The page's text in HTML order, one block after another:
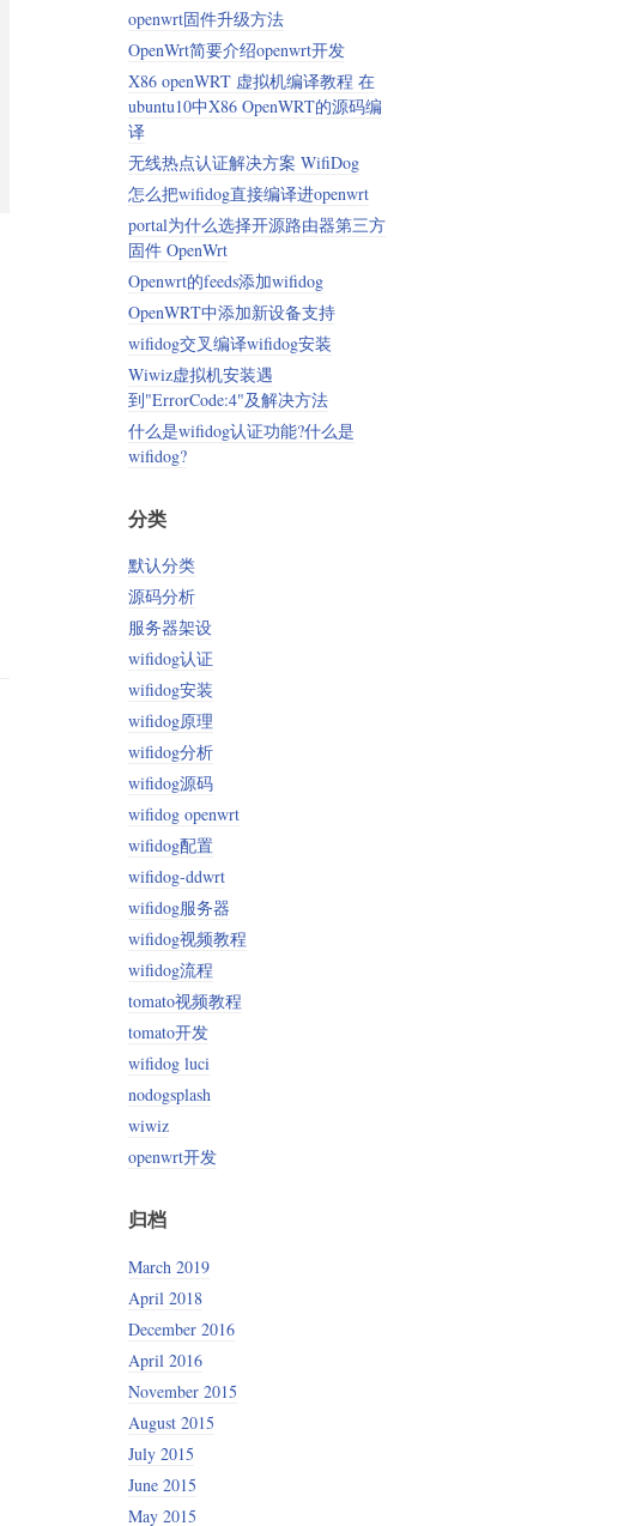
openwrt固件升级方法
OpenWrt简要介绍openwrt开发
X86 openWRT 虚拟机编译教程 在
ubuntu10中X86 OpenWRT的源码编
译
无线热点认证解决方案 WifiDog
怎么把wifidog直接编译进openwrt
portal为什么选择开源路由器第三方
固件 OpenWrt
Openwrt的feeds添加wifidog
OpenWRT中添加新设备支持
wifidog交叉编译wifidog安装
Wiwiz虚拟机安装遇
到"ErrorCode:4"及解决方法
什么是wifidog认证功能?什么是
wifidog?
分类
默认分类
源码分析
服务器架设
wifidog认证
wifidog安装
wifidog原理
wifidog分析
wifidog源码
wifidog openwrt
wifidog配置
wifidog-ddwrt
wifidog服务器
wifidog视频教程
wifidog流程
tomato视频教程
tomato开发
wifidog luci
nodogsplash
wiwiz
openwrt开发
归档
March 2019
April 2018
December 2016
April 2016
November 2015
August 2015
July 2015
June 2015
May 2015